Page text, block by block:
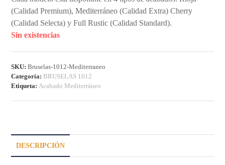
(Calidad Premium), Mediterráneo (Calidad Extra) Cherry
(Calidad Selecta) y Full Rustic (Calidad Standard).
Sin existencias
SKU:Bruselas-1012-Mediterraneo
Categoría: BRUSELAS 1012
Etiqueta:Acabado Mediterráneo
DESCRIPCIÓN